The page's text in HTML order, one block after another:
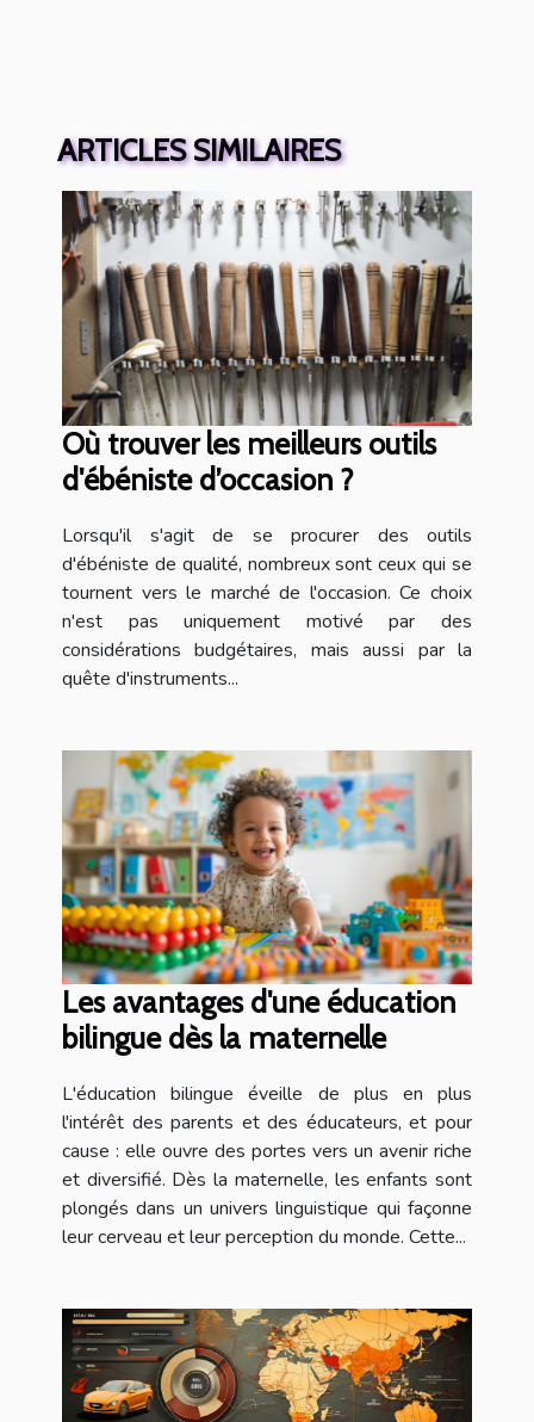
ARTICLES SIMILAIRES
Où trouver les meilleurs outils
d'ébéniste d’occasion ?
Lorsqu'il s'agit de se procurer des outils
d'ébéniste de qualité, nombreux sont ceux qui se
tournent vers le marché de l'occasion. Ce choix
n'est pas uniquement motivé par des
considérations budgétaires, mais aussi par la
quête d'instruments...
Les avantages d'une éducation
bilingue dès la maternelle
L'éducation bilingue éveille de plus en plus
l'intérêt des parents et des éducateurs, et pour
cause : elle ouvre des portes vers un avenir riche
et diversifié. Dès la maternelle, les enfants sont
plongés dans un univers linguistique qui façonne
leur cerveau et leur perception du monde. Cette...